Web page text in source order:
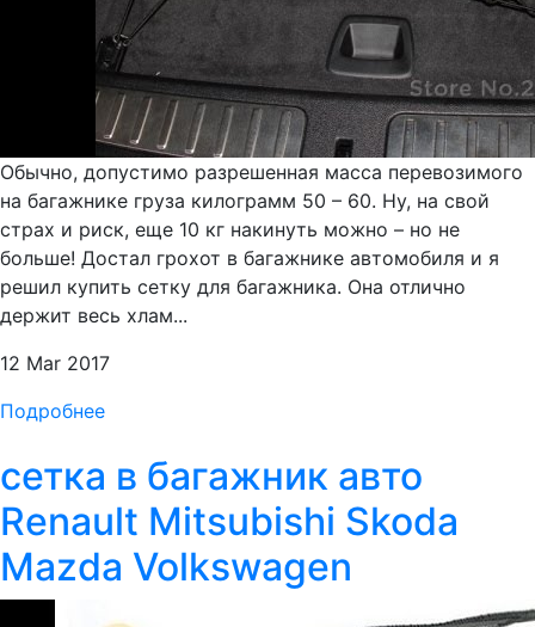
Обычно, допустимо разрешенная масса перевозимого
на багажнике груза килограмм 50 – 60. Ну, на свой
страх и риск, еще 10 кг накинуть можно – но не
больше! Достал грохот в багажнике автомобиля и я
решил купить сетку для багажника. Она отлично
держит весь хлам...
12 Mar 2017
Подробнее
сетка в багажник авто
Renault Mitsubishi Skoda
Mazda Volkswagen